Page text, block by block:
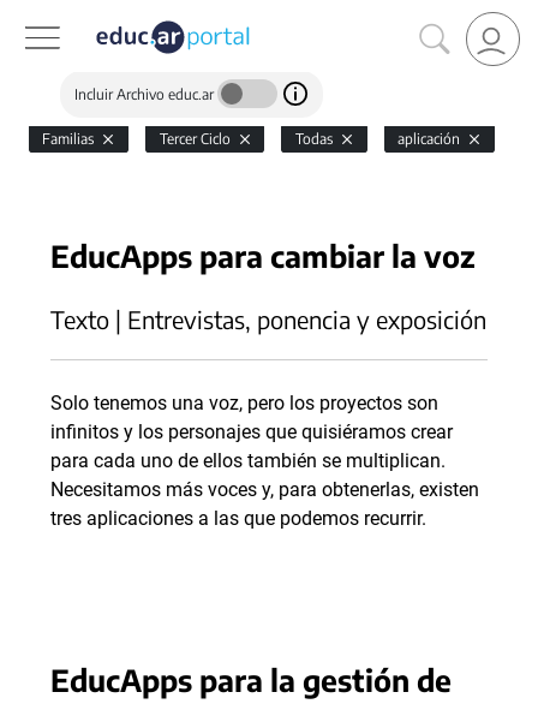
Incluir Archivo educ.ar
Familias Tercer Ciclo Todas aplicación
EducApps para cambiar la voz
Texto | Entrevistas, ponencia y exposición
Solo tenemos una voz, pero los proyectos son
infinitos y los personajes que quisiéramos crear
para cada uno de ellos también se multiplican.
Necesitamos más voces y, para obtenerlas, existen
tres aplicaciones a las que podemos recurrir.
EducApps para la gestión de